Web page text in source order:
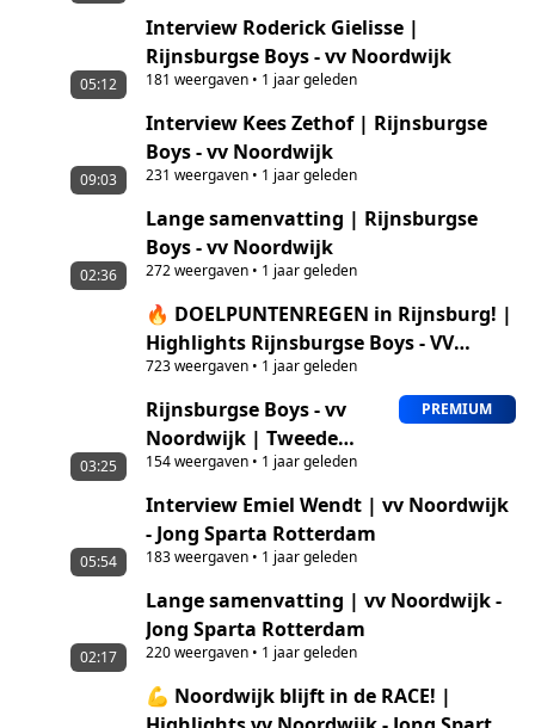
Interview Roderick Gielisse |
Rijnsburgse Boys - vv Noordwijk
181 weergaven• 1 jaar geleden
05:12
Interview Kees Zethof | Rijnsburgse
Boys - vv Noordwijk
231 weergaven• 1 jaar geleden
09:03
Lange samenvatting | Rijnsburgse
Boys - vv Noordwijk
272weergaven• 1 jaar geleden
02:36
🔥 DOELPUNTENREGEN in Rijnsburg! |
Highlights Rijnsburgse Boys - VV
Noordwijk
723weergaven• 1 jaar geleden
Rijnsburgse Boys - vv
Noordwijk | Tweede
Divisie
154weergaven• 1 jaar geleden
PREMIUM
03:25
Interview Emiel Wendt | vv Noordwijk
- Jong Sparta Rotterdam
183weergaven• 1 jaar geleden
05:54
Lange samenvatting | vv Noordwijk -
Jong Sparta Rotterdam
220weergaven• 1 jaar geleden
02:17
💪 Noordwijk blijft in de RACE! |